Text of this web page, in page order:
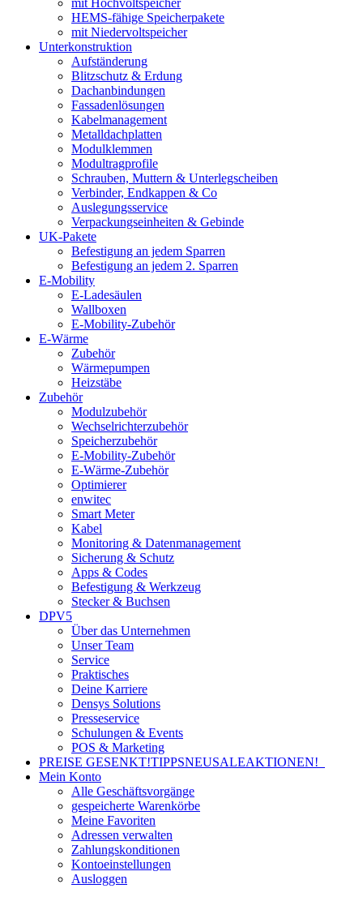
mit Hochvoltspeicher
HEMS-fähige Speicherpakete
mit Niedervoltspeicher
Unterkonstruktion
Aufständerung
Blitzschutz & Erdung
Dachanbindungen
Fassadenlösungen
Kabelmanagement
Metalldachplatten
Modulklemmen
Modultragprofile
Schrauben, Muttern & Unterlegscheiben
Verbinder, Endkappen & Co
Auslegungsservice
Verpackungseinheiten & Gebinde
UK-Pakete
Befestigung an jedem Sparren
Befestigung an jedem 2. Sparren
E-Mobility
E-Ladesäulen
Wallboxen
E-Mobility-Zubehör
E-Wärme
Zubehör
Wärmepumpen
Heizstäbe
Zubehör
Modulzubehör
Wechselrichterzubehör
Speicherzubehör
E-Mobility-Zubehör
E-Wärme-Zubehör
Optimierer
enwitec
Smart Meter
Kabel
Monitoring & Datenmanagement
Sicherung & Schutz
Apps & Codes
Befestigung & Werkzeug
Stecker & Buchsen
DPV5
Über das Unternehmen
Unser Team
Service
Praktisches
Deine Karriere
Densys Solutions
Presseservice
Schulungen & Events
POS & Marketing
PREISE GESENKT!TIPPSNEUSALEAKTIONEN!
Mein Konto
Alle Geschäftsvorgänge
gespeicherte Warenkörbe
Meine Favoriten
Adressen verwalten
Zahlungskonditionen
Kontoeinstellungen
Ausloggen